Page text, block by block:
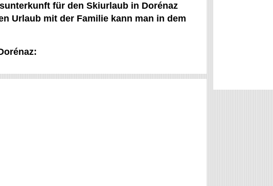
für den Skiurlaub in Dorénaz
Urlaub mit der Familie kann man in dem